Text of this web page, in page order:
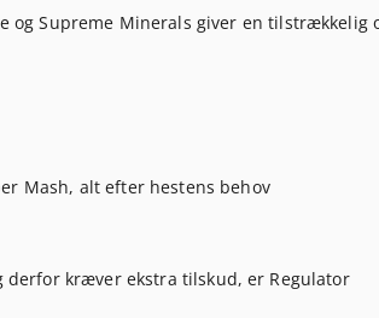
og Supreme Minerals giver en tilstrækkelig
Mash, alt efter hestens behov
derfor kræver ekstra tilskud, er Regulator